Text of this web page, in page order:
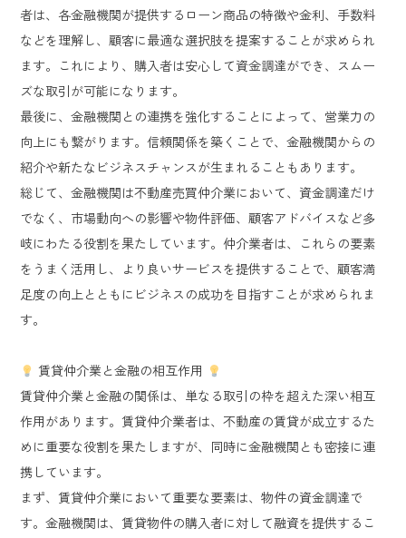
者は、各金融機関が提供するローン商品の特徴や金利、手数料
などを理解し、顧客に最適な選択肢を提案することが求められ
ます。これにより、購入者は安心して資金調達ができ、スムー
ズな取引が可能になります。
最後に、金融機関との連携を強化することによって、営業力の
向上にも繋がります。信頼関係を築くことで、金融機関からの
紹介や新たなビジネスチャンスが生まれることもあります。
総じて、金融機関は不動産売買仲介業において、資金調達だけ
でなく、市場動向への影響や物件評価、顧客アドバイスなど多
岐にわたる役割を果たしています。仲介業者は、これらの要素
をうまく活用し、より良いサービスを提供することで、顧客満
足度の向上とともにビジネスの成功を目指すことが求められま
す。
賃貸仲介業と金融の相互作用
賃貸仲介業と金融の関係は、単なる取引の枠を超えた深い相互
作用があります。賃貸仲介業者は、不動産の賃貸が成立するた
めに重要な役割を果たしますが、同時に金融機関とも密接に連
携しています。
まず、賃貸仲介業において重要な要素は、物件の資金調達で
す。金融機関は、賃貸物件の購入者に対して融資を提供するこ